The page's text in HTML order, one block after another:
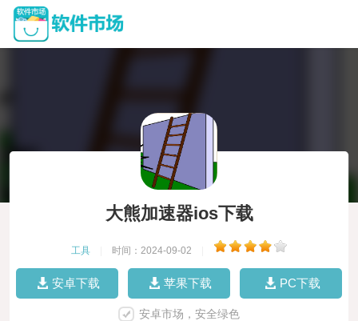
大熊加速器ios下载
工具 时间：2024-09-02
安卓下载 苹果下载 PC下载
安卓市场，安全绿色